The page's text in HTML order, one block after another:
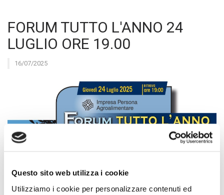
Questo sito web utilizza i cookie
Utilizziamo i cookie per personalizzare contenuti ed
FORUM TUTTO L'ANNO 24
LUGLIO ORE 19.00
16/07/2025